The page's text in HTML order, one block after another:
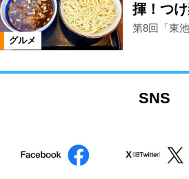
グルメ
揮！つ
第8回「東
SNS